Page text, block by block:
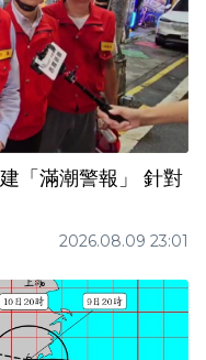
「滿潮警報」 針對
2026.08.09 23:01